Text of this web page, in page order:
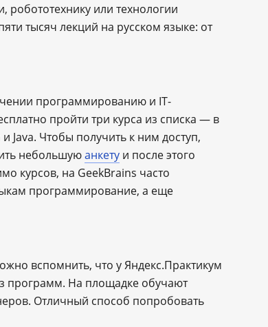
робототехнику или технологии
тысяч лекций на русском языке: от
программированию и IT-
пройти три курса из списка — в
Чтобы получить к ним доступ,
небольшуюанкету и после этого
курсов, на GeekBrains часто
программирование, а еще
вспомнить, что у Яндекс.Практикум
программ. На площадке обучают
Отличный способ попробовать